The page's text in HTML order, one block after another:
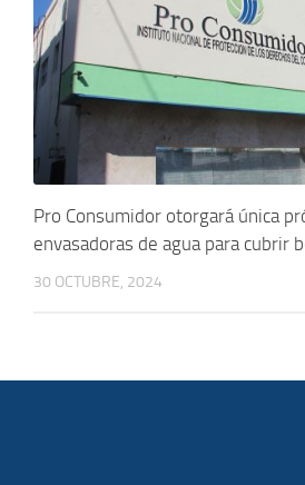
Pro Consumidor otorgará única
envasadoras de agua para cubrir
30 OCTUBRE, 2024